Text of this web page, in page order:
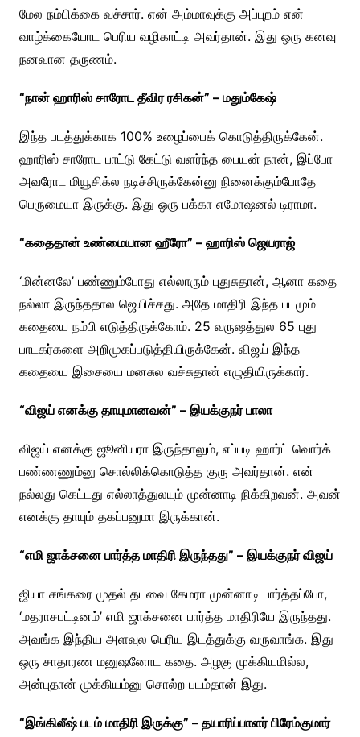
மேல நம்பிக்கை வச்சார். என் அம்மாவுக்கு அப்புறம் என்
வாழ்க்கையோட பெரிய வழிகாட்டி அவர்தான். இது ஒரு கனவு
நனவான தருணம்.
“நான் ஹாரிஸ் சாரோட தீவிர ரசிகன்” – மதும்கேஷ்
இந்த படத்துக்காக 100% உழைப்பைக் கொடுத்திருக்கேன்.
ஹாரிஸ் சாரோட பாட்டு கேட்டு வளர்ந்த பையன் நான், இப்போ
அவரோட மியூசிக்ல நடிச்சிருக்கேன்னு நினைக்கும்போதே
பெருமையா இருக்கு. இது ஒரு பக்கா எமோஷனல் டிராமா.
“கதைதான் உண்மையான ஹீரோ” – ஹாரிஸ் ஜெயராஜ்
‘மின்னலே’ பண்ணும்போது எல்லாரும் புதுசுதான், ஆனா கதை
நல்லா இருந்ததால ஜெயிச்சது. அதே மாதிரி இந்த படமும்
கதையை நம்பி எடுத்திருக்கோம். 25 வருஷத்துல 65 புது
பாடகர்களை அறிமுகப்படுத்தியிருக்கேன். விஜய் இந்த
கதையை இசையை மனசுல வச்சுதான் எழுதியிருக்கார்.
“விஜய் எனக்கு தாயுமானவன்” – இயக்குநர் பாலா
விஜய் எனக்கு ஜூனியரா இருந்தாலும், எப்படி ஹார்ட் வொர்க்
பண்ணணும்னு சொல்லிக்கொடுத்த குரு அவர்தான். என்
நல்லது கெட்டது எல்லாத்துலயும் முன்னாடி நிக்கிறவன். அவன்
எனக்கு தாயும் தகப்பனுமா இருக்கான்.
“எமி ஜாக்சனை பார்த்த மாதிரி இருந்தது” – இயக்குநர் விஜய்
ஜியா சங்கரை முதல் தடவை கேமரா முன்னாடி பார்த்தப்போ,
‘மதராசபட்டினம்’ எமி ஜாக்சனை பார்த்த மாதிரியே இருந்தது.
அவங்க இந்திய அளவுல பெரிய இடத்துக்கு வருவாங்க. இது
ஒரு சாதாரண மனுஷனோட கதை. அழகு முக்கியமில்ல,
அன்புதான் முக்கியம்னு சொல்ற படம்தான் இது.
“இங்கிலீஷ் படம் மாதிரி இருக்கு” – தயாரிப்பாளர் பிரேம்குமார்